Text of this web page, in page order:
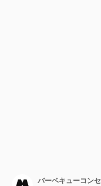
バーベキューコン